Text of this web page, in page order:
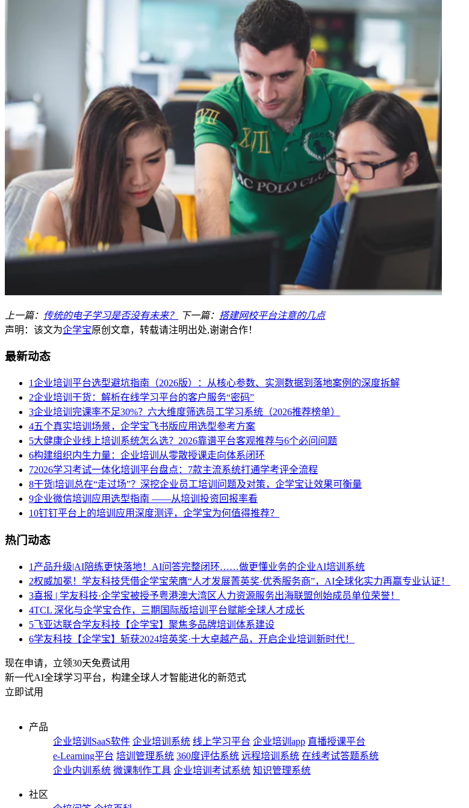
上一篇： 传统的电子学习是否没有未来？ 下一篇： 搭建网校平台注意的几点
声明：该文为企学宝原创文章，转载请注明出处,谢谢合作！
最新动态
1企业培训平台选型避坑指南（2026版）：从核心参数、实测数据到落地案例的深度拆解
2企业培训干货：解析在线学习平台的客户服务“密码”
3企业培训完课率不足30%？六大维度筛选员工学习系统（2026推荐榜单）
4五个真实培训场景，企学宝飞书版应用选型参考方案
5大健康企业线上培训系统怎么选？2026靠谱平台客观推荐与6个必问问题
6构建组织内生力量：企业培训从零散授课走向体系闭环
72026学习考试一体化培训平台盘点：7款主流系统打通学考评全流程
8干货|培训总在“走过场”？深挖企业员工培训问题及对策，企学宝让效果可衡量
9企业微信培训应用选型指南 ——从培训投资回报率看
10钉钉平台上的培训应用深度测评，企学宝为何值得推荐？
热门动态
1 产品升级|AI陪练更快落地！AI问答完整闭环……做更懂业务的企业AI培训系统
2权威加冕！学友科技凭借企学宝荣膺“人才发展菁英奖·优秀服务商”，AI全球化实力再赢专业认证！
3喜报 | 学友科技·企学宝被授予粤港澳大湾区人力资源服务出海联盟创始成员单位荣誉！
4TCL 深化与企学宝合作，三期国际版培训平台赋能全球人才成长
5飞亚达联合学友科技【企学宝】聚焦多品牌培训体系建设
6学友科技【企学宝】斩获2024培英奖·十大卓越产品，开启企业培训新时代！
现在申请，立领30天免费试用
新一代AI全球学习平台，构建全球人才智能进化的新范式
立即试用
产品
企业培训SaaS软件 企业培训系统 线上学习平台 企业培训app 直播授课平台
e-Learning平台 培训管理系统 360度评估系统 远程培训系统 在线考试答题系统
企业内训系统 微课制作工具 企业培训考试系统 知识管理系统
社区